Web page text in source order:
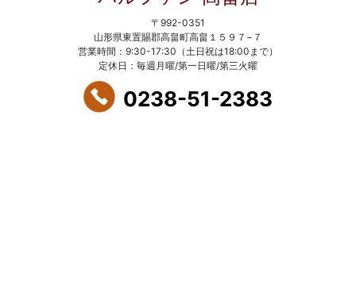
〒992-0351
山形県東置賜郡高畠町高畠１５９７−７
営業時間：9:30-17:30（土日祝は18:00まで）
定休日：毎週月曜/第一日曜/第三火曜
0238-51-2383